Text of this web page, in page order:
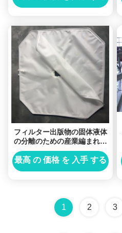
フィルター出版物の固体液体
の分離のための産業編まれた
フィルタ クロスのポリプロピ
レン液体フィルター生地
最高 の 価格 を 入手 する
1 2 3